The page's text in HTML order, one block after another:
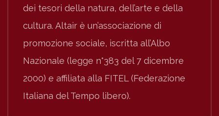
dei tesori della natura, dell’arte e della
cultura. Altair è un’associazione di
promozione sociale, iscritta all’Albo
Nazionale (legge n°383 del 7 dicembre
2000) e affiliata alla FITEL (Federazione
Italiana del Tempo libero).